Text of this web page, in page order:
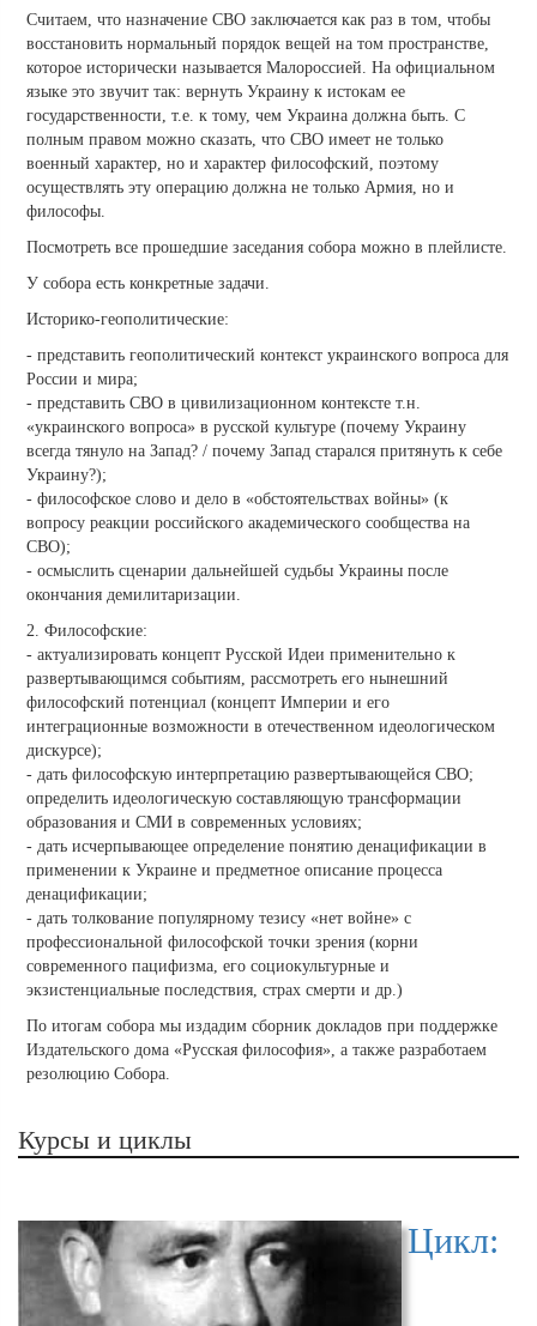
Считаем, что назначение СВО заключается как раз в том, чтобы
восстановить нормальный порядок вещей на том пространстве,
которое исторически называется Малороссией. На официальном
языке это звучит так: вернуть Украину к истокам ее
государственности, т.е. к тому, чем Украина должна быть. С
полным правом можно сказать, что СВО имеет не только
военный характер, но и характер философский, поэтому
осуществлять эту операцию должна не только Армия, но и
философы.
Посмотреть все прошедшие заседания собора можно в плейлисте.
У собора есть конкретные задачи.
Историко-геополитические:
- представить геополитический контекст украинского вопроса для
России и мира;
- представить СВО в цивилизационном контексте т.н.
«украинского вопроса» в русской культуре (почему Украину
всегда тянуло на Запад? / почему Запад старался притянуть к себе
Украину?);
- философское слово и дело в «обстоятельствах войны» (к
вопросу реакции российского академического сообщества на
СВО);
- осмыслить сценарии дальнейшей судьбы Украины после
окончания демилитаризации.
2. Философские:
- актуализировать концепт Русской Идеи применительно к
развертывающимся событиям, рассмотреть его нынешний
философский потенциал (концепт Империи и его
интеграционные возможности в отечественном идеологическом
дискурсе);
- дать философскую интерпретацию развертывающейся СВО;
определить идеологическую составляющую трансформации
образования и СМИ в современных условиях;
- дать исчерпывающее определение понятию денацификации в
применении к Украине и предметное описание процесса
денацификации;
- дать толкование популярному тезису «нет войне» с
профессиональной философской точки зрения (корни
современного пацифизма, его социокультурные и
экзистенциальные последствия, страх смерти и др.)
По итогам собора мы издадим сборник докладов при поддержке
Издательского дома «Русская философия», а также разработаем
резолюцию Собора.
Курсы и циклы
Цикл: